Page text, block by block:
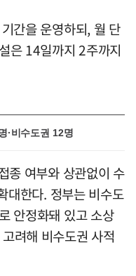
간을 운영하되, 월 단
은 14일까지 2주까지
·비수도권 12명
종 여부와 상관없이 수
대한다. 정부는 비수도
안정화돼 있고 소상
려해 비수도권 사적